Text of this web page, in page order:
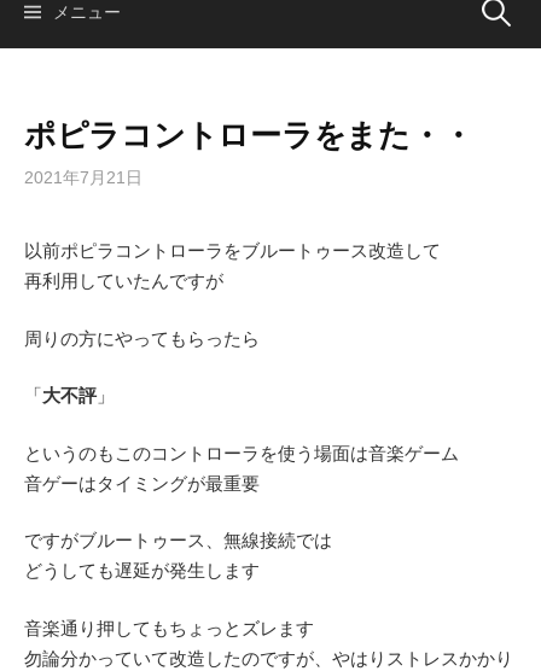
メニュー 検
ポピラコントローラをまた・・
2021年7月21日
以前ポピラコントローラをブルートゥース改造して
再利用していたんですが
周りの方にやってもらったら
「大不評」
というのもこのコントローラを使う場面は音楽ゲーム
音ゲーはタイミングが最重要
ですがブルートゥース、無線接続では
どうしても遅延が発生します
音楽通り押してもちょっとズレます
勿論分かっていて改造したのですが、やはりストレスかかり